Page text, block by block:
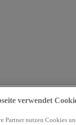
verwendet
Partner nutzen Cookies